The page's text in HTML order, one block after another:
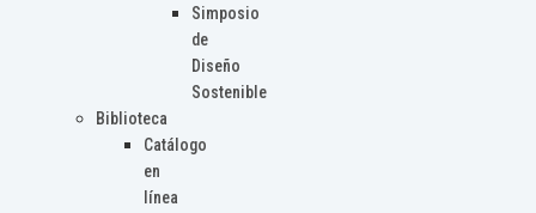
Simposio
de
Diseño
Sostenible
Biblioteca
Catálogo
en
línea